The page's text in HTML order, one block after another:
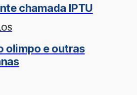
chamada IPTU
olimpo e outras